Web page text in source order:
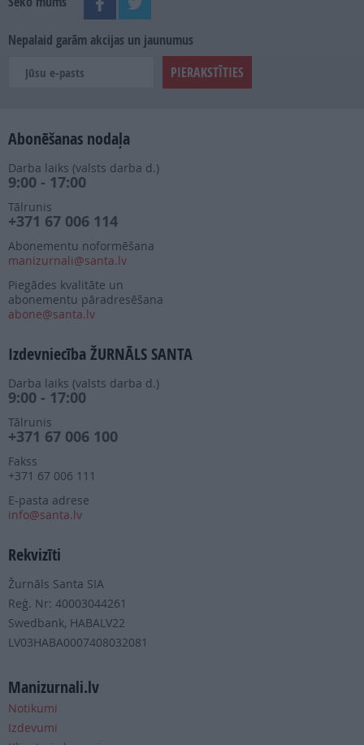
Nepalaid garām akcijas un jaunumus
Abonēšanas nodaļa
Darba laiks (valsts darba d.)
9:00 - 17:00
Tālrunis
+371 67 006 114
Abonementu noformēšana
manizurnali@santa.lv
Piegādes kvalitāte un
abonementu pāradresēšana
abone@santa.lv
Izdevniecība ŽURNĀLS SANTA
Darba laiks (valsts darba d.)
9:00 - 17:00
Tālrunis
+371 67 006 100
Fakss
+371 67 006 111
E-pasta adrese
info@santa.lv
Rekvizīti
Žurnāls Santa SIA
Reģ. Nr: 40003044261
Swedbank, HABALV22
LV03HABA0007408032081
Manizurnali.lv
Notikumi
Izdevumi